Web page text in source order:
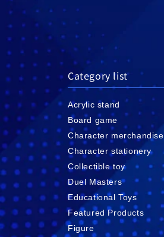
Category list
Acrylic stand
Board game
Character merchandise
Character stationery
Collectible toy
Duel Masters
Educational Toys
Featured Products
Figure